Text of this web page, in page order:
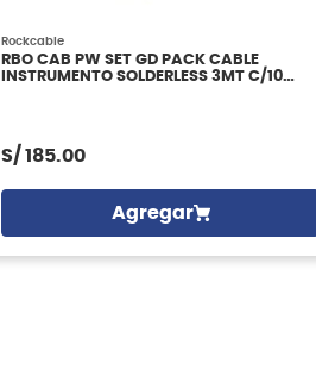
Rockcable
RBO CAB PW SET GD PACK CABLE
INSTRUMENTO SOLDERLESS 3MT C/10
S/ 185.00
Agregar